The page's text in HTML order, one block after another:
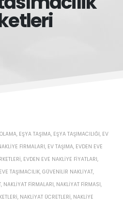
, EŞYA TAŞIMA, EŞYA TAŞIMACILIĞI, EV
FIRMALARI, EV TAŞIMA, EVDEN EVE
, EVDEN EVE NAKLIYE FIYATLARI,
TAŞIMACILIK, GÜVENILIR NAKLIYAT,
, NAKLIYAT FIRMALARI, NAKLIYAT FIRMASI,
, NAKLIYAT ÜCRETLERI, NAKLIYE